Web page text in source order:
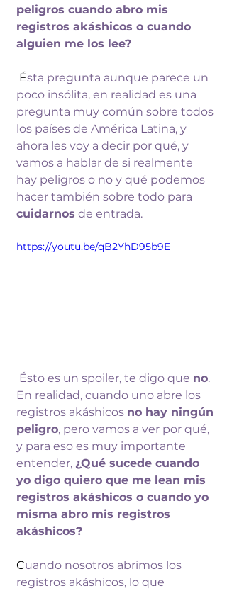
peligros cuando abro mis
registros akáshicos o cuando
alguien me los lee?
Ésta pregunta aunque parece un
poco insólita, en realidad es una
pregunta muy común sobre todos
los países de América Latina, y
ahora les voy a decir por qué, y
vamos a hablar de si realmente
hay peligros o no y qué podemos
hacer también sobre todo para
cuidarnos de entrada.
https://youtu.be/qB2YhD95b9E
Ésto es un spoiler, te digo que no.
En realidad, cuando uno abre los
registros akáshicos no hay ningún
peligro, pero vamos a ver por qué,
y para eso es muy importante
entender, ¿Qué sucede cuando
yo digo quiero que me lean mis
registros akáshicos o cuando yo
misma abro mis registros
akáshicos?
Cuando nosotros abrimos los
registros akáshicos, lo que